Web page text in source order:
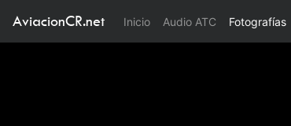
AviacionCR.net Inicio(current)
Audio ATC Fotografías